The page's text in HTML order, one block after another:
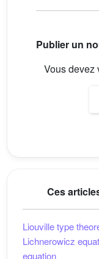
Publier un
Vous devez
Ces
Liouville type
Lichnerowicz
equation